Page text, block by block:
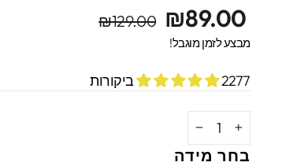
מחיר
מקורי
מחיר
מבצע
₪89.00
₪129.00
מבצע לזמן מוגבל!
2277 ביקורות
+
בחר מידה